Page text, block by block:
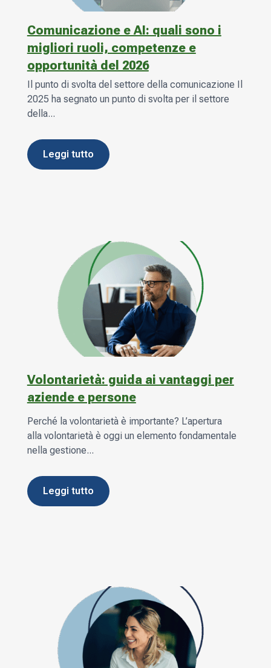
Comunicazione e AI: quali sono i
migliori ruoli, competenze e
opportunità del 2026
Il punto di svolta del settore della comunicazione Il
2025 ha segnato un punto di svolta per il settore
della...
leggi tutto
Volontarietà: guida ai vantaggi per
aziende e persone
Perché la volontarietà è importante? L’apertura
alla volontarietà è oggi un elemento fondamentale
nella gestione...
leggi tutto